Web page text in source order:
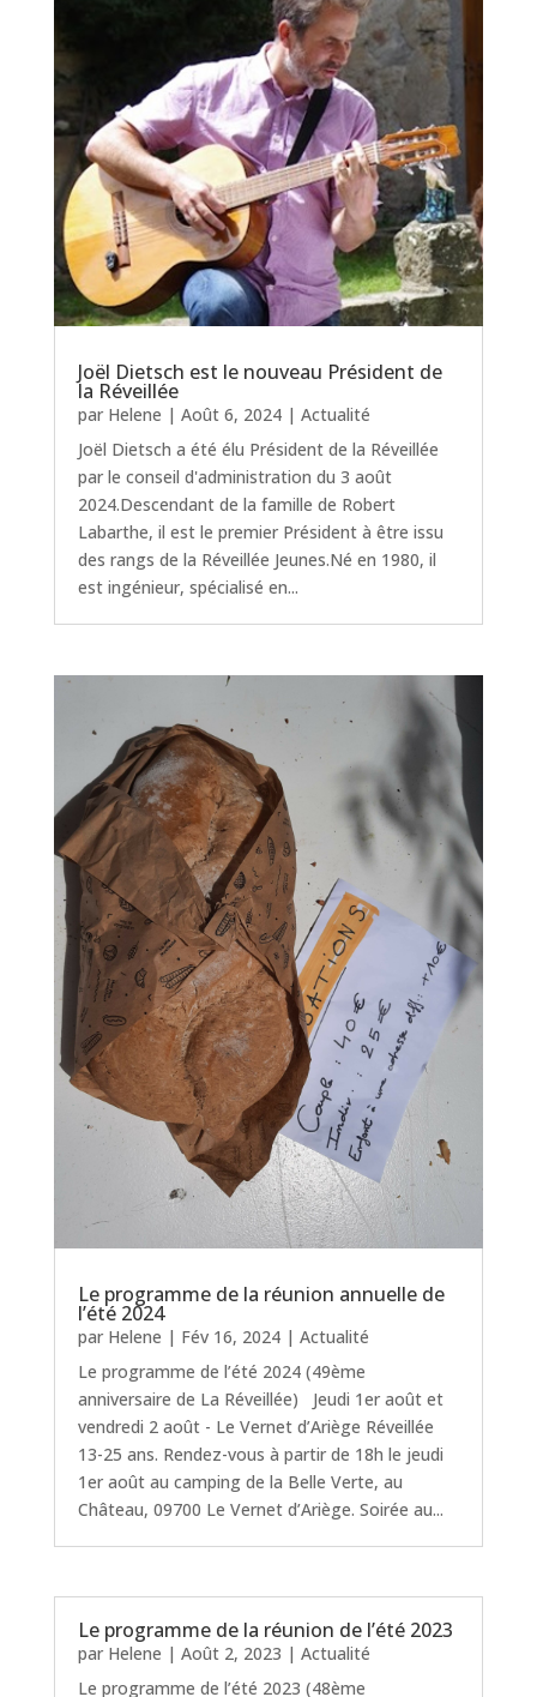
Joël Dietsch est le nouveau Président de
la Réveillée
par Helene | Août 6, 2024| Actualité
Joël Dietsch a été élu Président de la Réveillée
par le conseil d'administration du 3 août
2024.Descendant de la famille de Robert
Labarthe, il est le premier Président à être issu
des rangs de la Réveillée Jeunes.Né en 1980, il
est ingénieur, spécialisé en...
Le programme de la réunion annuelle de
l’été 2024
par Helene | Fév 16, 2024| Actualité
Le programme de l’été 2024 (49ème
anniversaire de La Réveillée) Jeudi 1er août et
vendredi 2 août - Le Vernet d’Ariège Réveillée
13-25 ans. Rendez-vous à partir de 18h le jeudi
1er août au camping de la Belle Verte, au
Château, 09700 Le Vernet d’Ariège. Soirée au...
Le programme de la réunion de l’été 2023
par Helene | Août 2, 2023 | Actualité
Le programme de l’été 2023 (48ème